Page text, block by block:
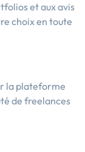
et aux avis
choix en toute
la plateforme
de freelances